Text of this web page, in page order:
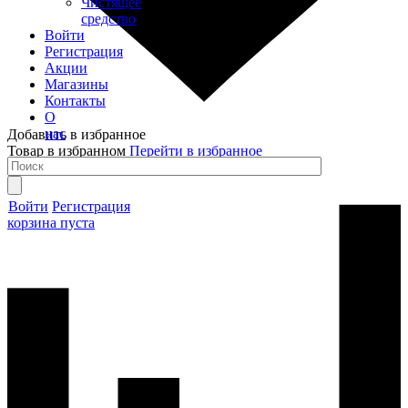
средство
Войти
Регистрация
Акции
Магазины
Контакты
О
нас
Войти Регистрация
корзина пуста
Добавить в избранное
Товар в избранном Перейти в избранное